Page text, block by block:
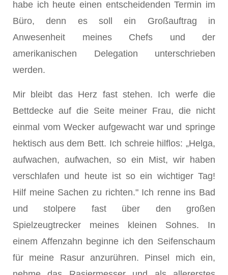
habe ich heute einen entscheidenden Termin im
Büro, denn es soll ein Großauftrag in
Anwesenheit meines Chefs und der
amerikanischen Delegation unterschrieben
werden.
Mir bleibt das Herz fast stehen. Ich werfe die
Bettdecke auf die Seite meiner Frau, die nicht
einmal vom Wecker aufgewacht war und springe
hektisch aus dem Bett. Ich schreie hilflos: „Helga,
aufwachen, aufwachen, so ein Mist, wir haben
verschlafen und heute ist so ein wichtiger Tag!
Hilf meine Sachen zu richten." Ich renne ins Bad
und stolpere fast über den großen
Spielzeugtrecker meines kleinen Sohnes. In
einem Affenzahn beginne ich den Seifenschaum
für meine Rasur anzurühren. Pinsel mich ein,